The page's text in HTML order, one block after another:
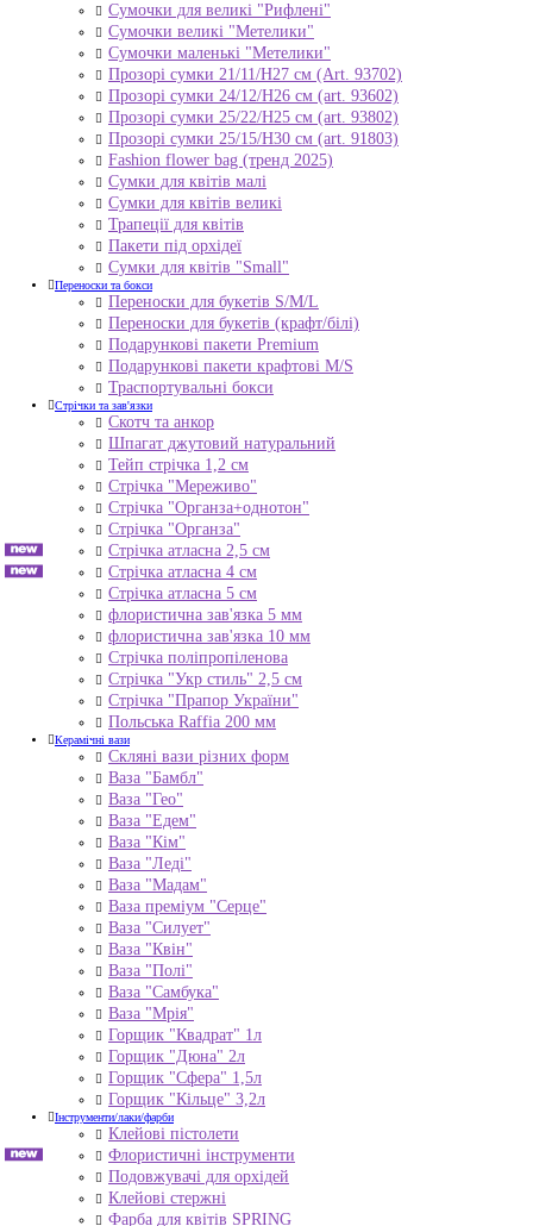
Сумочки для великі "Рифлені"
Сумочки великі "Метелики"
Сумочки маленькі "Метелики"
Прозорі сумки 21/11/H27 см (Art. 93702)
Прозорі сумки 24/12/Н26 см (art. 93602)
Прозорі сумки 25/22/Н25 см (art. 93802)
Прозорі сумки 25/15/Н30 см (art. 91803)
Fashion flower bag (тренд 2025)
Сумки для квітів малі
Сумки для квітів великі
Трапеції для квітів
Пакети під орхідеї
Сумки для квітів "Small"
Переноски та бокси
Переноски для букетів S/M/L
Переноски для букетів (крафт/білі)
Подарункові пакети Premium
Подарункові пакети крафтові M/S
Траспортувальні бокси
Стрічки та зав'язки
Скотч та анкор
Шпагат джутовий натуральний
Тейп стрічка 1,2 см
Стрічка "Мереживо"
Стрічка "Органза+однотон"
Стрічка "Органза"
Стрічка атласна 2,5 см
Стрічка атласна 4 см
Стрічка атласна 5 см
флористична зав'язка 5 мм
флористична зав'язка 10 мм
Стрічка поліпропіленова
Стрічка "Укр стиль" 2,5 см
Стрічка "Прапор України"
Польська Raffia 200 мм
Керамічні вази
Скляні вази різних форм
Ваза "Бамбл"
Ваза "Гео"
Ваза "Едем"
Ваза "Кім"
Ваза "Леді"
Ваза "Мадам"
Ваза преміум "Серце"
Ваза "Силует"
Ваза "Квін"
Ваза "Полі"
Ваза "Самбука"
Ваза "Мрія"
Горщик "Квадрат" 1л
Горщик "Дюна" 2л
Горщик "Сфера" 1,5л
Горщик "Кільце" 3,2л
Інструменти/лаки/фарби
Клейові пістолети
Флористичні інструменти
Подовжувачі для орхідей
Клейові стержні
Фарба для квітів SPRING